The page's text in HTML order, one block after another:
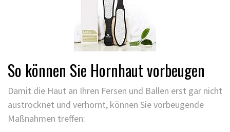
So können Sie Hornhaut vorbeugen
Damit die Haut an Ihren Fersen und Ballen erst gar nicht
austrocknet und verhornt, können Sie vorbeugende
Maßnahmen treffen: